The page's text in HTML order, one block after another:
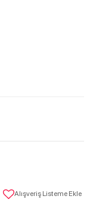
Alışveriş Listeme Ekle